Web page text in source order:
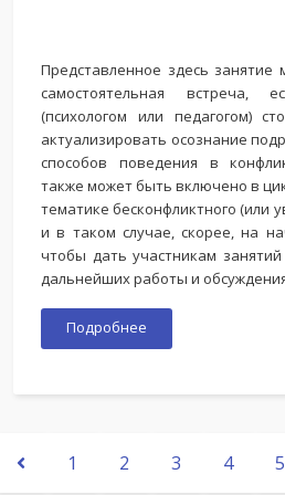
Представленное здесь занятие
самостоятельная встреча,
(психологом или педагогом)
актуализировать осознание
способов поведения в
также может быть включено в
тематике бесконфликтного (или
и в таком случае, скорее, на
чтобы дать участникам
дальнейших работы и
Подробнее
1 2 3 4 5